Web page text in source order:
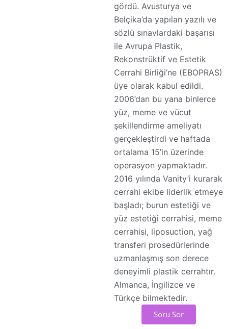
gördü. Avusturya ve
Belçika’da yapılan yazılı ve
sözlü sınavlardaki başarısı
ile Avrupa Plastik,
Rekonstrüktif ve Estetik
Cerrahi Birliği’ne (EBOPRAS)
üye olarak kabul edildi.
2006’dan bu yana binlerce
yüz, meme ve vücut
şekillendirme ameliyatı
gerçekleştirdi ve haftada
ortalama 15’in üzerinde
operasyon yapmaktadır.
2016 yılında Vanity’i kurarak
cerrahi ekibe liderlik etmeye
başladı; burun estetiği ve
yüz estetiği cerrahisi, meme
cerrahisi, liposuction, yağ
transferi prosedürlerinde
uzmanlaşmış son derece
deneyimli plastik cerrahtır.
Almanca, İngilizce ve
Türkçe bilmektedir.
Soru Sor